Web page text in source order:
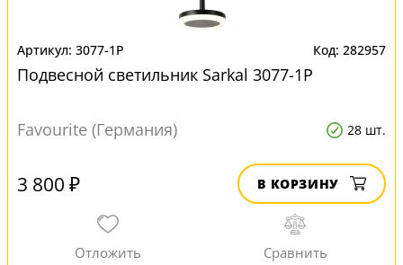
3077-1P 282957
Подвесной светильник Sarkal 3077-1P
Favourite (Германия) 28 шт.
3 800 ₽ В КОРЗИНУ